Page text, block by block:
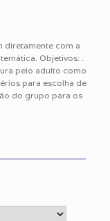
diretamente com a
Objetivos: .
pelo adulto como
para escolha de
do grupo para os